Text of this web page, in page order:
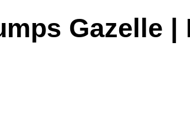
Gazelle